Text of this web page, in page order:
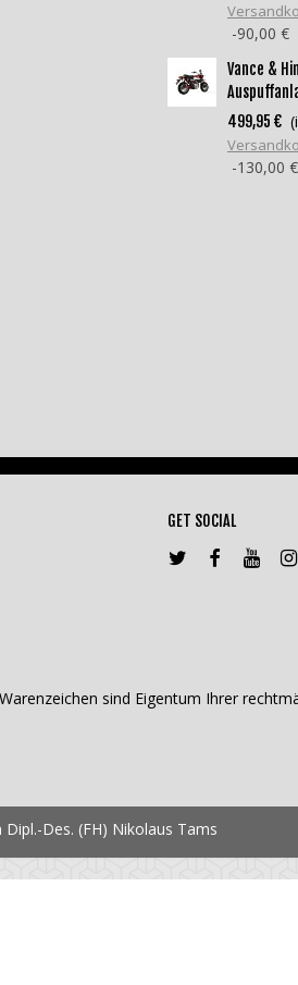
-90,00 €
Vance &
499,95 €
-130,00 €
GET SOCIAL
sind Eigentum Ihrer
Des. (FH) Nikolaus Tams